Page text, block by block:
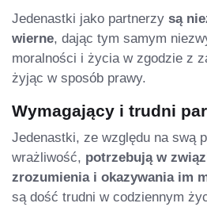
Jedenastki jako partnerzy są
wierne, dając tym samym
moralności i życia w zgodzie z
żyjąc w sposób prawy.
Wymagający i trudni
Jedenastki, ze względu na swą
wrażliwość, potrzebują w
zrozumienia i okazywania im
są dość trudni w codziennym